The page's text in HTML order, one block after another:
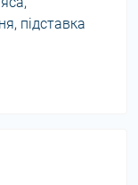
підставка